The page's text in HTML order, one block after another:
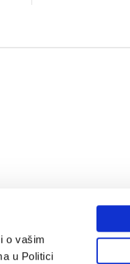
o vašim
u Politici